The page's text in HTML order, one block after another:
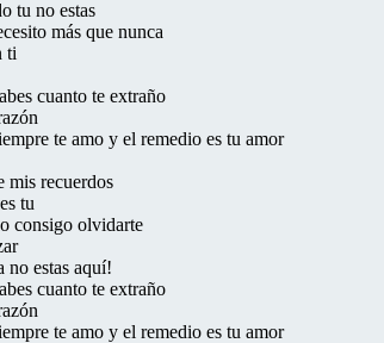
tu no estas
más que nunca
ti
cuanto te extraño
te amo y el remedio es tu amor
mis recuerdos
tu
consigo olvidarte
no estas aquí!
cuanto te extraño
te amo y el remedio es tu amor